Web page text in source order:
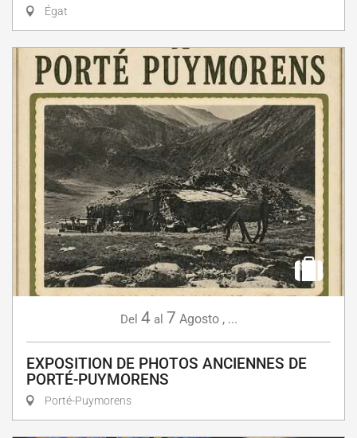
Égat
Del 4 al 7 Agosto, ...
EXPOSITION DE PHOTOS ANCIENNES DE
PORTÉ-PUYMORENS
Porté-Puymorens